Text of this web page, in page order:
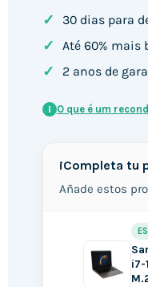
✓ 30 dias para
✓ Até 60% mais
✓ 2 anos de
i O que é um
¡Completa tu
Añade estos
i7-